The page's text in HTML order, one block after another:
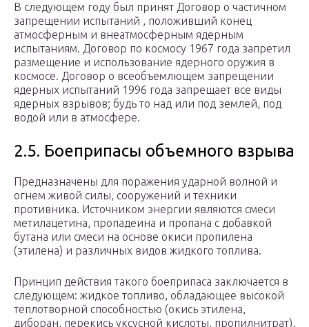
В следующем году был принят Договор о частичном
запрещении испытаний , положивший конец
атмосферным и внеатмосферным ядерным
испытаниям. Договор по космосу 1967 года запретил
размещение и использование ядерного оружия в
космосе. Договор о всеобъемлющем запрещении
ядерных испытаний 1996 года запрещает все виды
ядерных взрывов; будь то над или под землей, под
водой или в атмосфере.
2.5. Боеприпасы объемного взрыва
Предназначены для поражения ударной волной и
огнем живой силы, сооружений и техники
противника. Источником энергии являются смеси
метилацетина, пропадеина и пропана с добавкой
бутана или смеси на основе окиси пропилена
(этилена) и различных видов жидкого топлива.
Принцип действия такого боеприпаса заключается в
следующем: жидкое топливо, обладающее высокой
теплотворной способностью (окись этилена,
диборан, перекись уксусной кислоты, пропилнитрат),